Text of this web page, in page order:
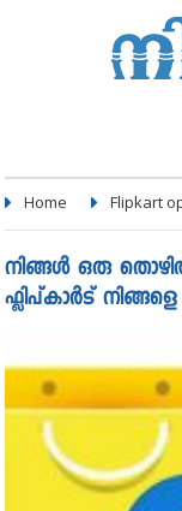
Home Flipkart
നിങ്ങൾ ഒരു
ഫ്ലിപ്കാർട്